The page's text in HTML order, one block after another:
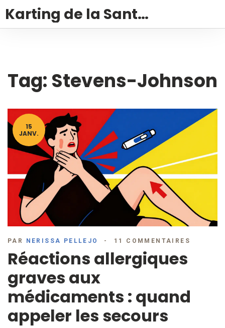
Karting de la Santé – Montalivet
Tag: Stevens-Johnson
15
JANV.
PAR NERISSA PELLEJO 11 COMMENTAIRES
Réactions allergiques
graves aux
médicaments : quand
appeler les secours